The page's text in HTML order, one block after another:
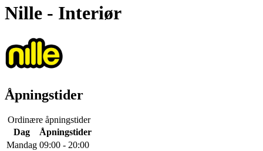
Nille - Interiør
Åpningstider
Ordinære åpningstider
Dag
Åpningstider
Mandag 09:00 - 20:00